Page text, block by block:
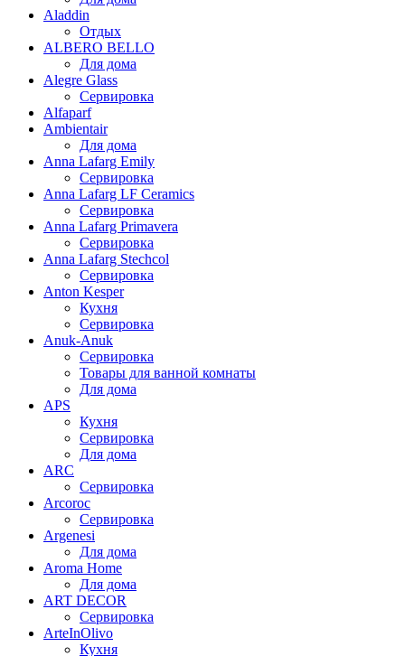
Aladdin
Отдых
ALBERO BELLO
Для дома
Alegre Glass
Сервировка
Alfaparf
Ambientair
Для дома
Anna Lafarg Emily
Сервировка
Anna Lafarg LF Ceramics
Сервировка
Anna Lafarg Primavera
Сервировка
Anna Lafarg Stechcol
Сервировка
Anton Kesper
Кухня
Сервировка
Anuk-Anuk
Сервировка
Товары для ванной комнаты
Для дома
APS
Кухня
Сервировка
Для дома
ARC
Сервировка
Arcoroc
Сервировка
Argenesi
Для дома
Aroma Home
Для дома
ART DECOR
Сервировка
ArteInOlivo
Кухня